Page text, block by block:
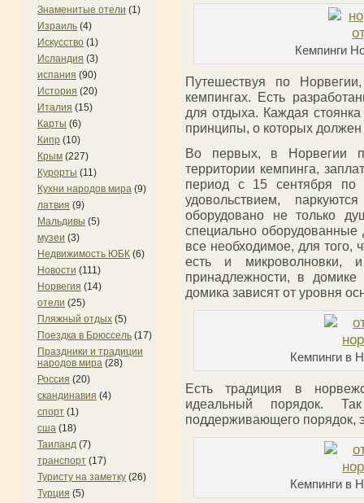
Знаменитые отели (1)
Израиль (4)
Искусство (1)
Исландия (3)
испания (90)
История (20)
Италия (15)
Карты (6)
Кипр (10)
Крым (227)
Курорты (11)
Кухни народов мира (9)
латвия (9)
Мальдивы (5)
музеи (3)
Недвижимость ЮБК (6)
Новости (111)
Норвегия (14)
отели (25)
Пляжный отдых (5)
Поездка в Брюссель (17)
Праздники и традиции
народов мира (28)
Россия (20)
скандинавия (4)
спорт (1)
сша (18)
Таиланд (7)
транспорт (17)
Туристу на заметку (26)
Турция (5)
Кемпинги
Путешествуя по
кемпингах. Есть
для отдыха. Каждая
принципы, о которых должен
Во первых, в Норвегии
территории кемпинга,
период с 15 сентября по
удовольствием,
оборудовано не только
специально оборудованные
все необходимое, для того,
есть и микроволновки,
принадлежности, в
домика зависят от уровня
Кемпинги в
Есть традиция в
идеальный порядок.
поддерживающего порядок,
Кемпинги в